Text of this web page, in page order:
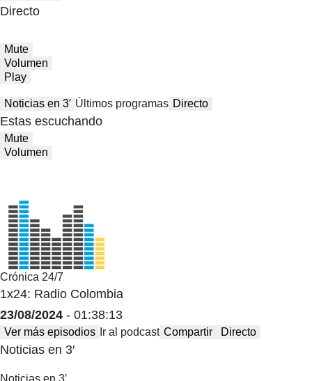
Directo
Mute
Volumen
Play
Noticias en 3′ Últimos programas Directo
Estas escuchando
Mute
Volumen
Crónica 24/7
1x24: Radio Colombia
23/08/2024 - 01:38:13
Ver más episodios Ir al podcast Compartir Directo
Noticias en 3′
Noticias en 3′